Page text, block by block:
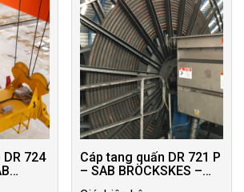
724
Cáp tang quấn DR 721 P
– SAB BRÖCKSKES –